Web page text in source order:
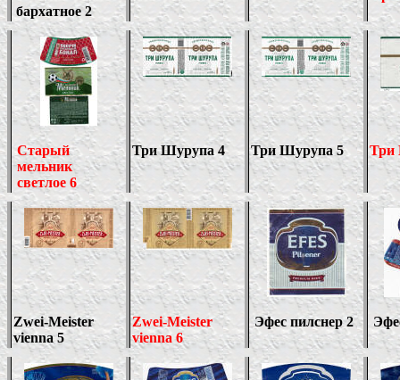
бархатное 2
Старый
мельник
светлое 6
Три Шурупа 4 Три Шурупа 5 Три
Zwei-Meister
vienna 5
Zwei-Meister
vienna 6
Эфес пилснер 2